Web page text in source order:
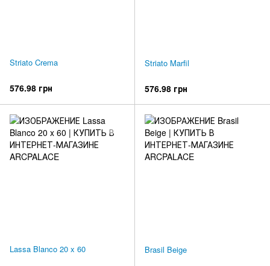
Striato Crema
576.98 грн
Striato Marfil
576.98 грн
Lassa Blanco 20 x 60 Brasil Beige